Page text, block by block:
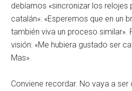
debíamos «sincronizar los
catalán»: «Esperemos que en un
también viva un proceso similar».
visión: «Me hubiera gustado ser
Mas».
Conviene recordar. No vaya a ser